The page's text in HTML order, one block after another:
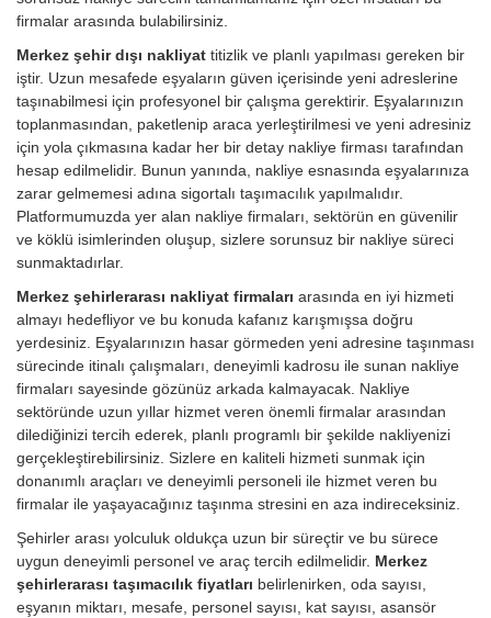
firmalar arasında bulabilirsiniz.
Merkez şehir dışı nakliyat titizlik ve planlı yapılması gereken bir
iştir. Uzun mesafede eşyaların güven içerisinde yeni adreslerine
taşınabilmesi için profesyonel bir çalışma gerektirir. Eşyalarınızın
toplanmasından, paketlenip araca yerleştirilmesi ve yeni adresiniz
için yola çıkmasına kadar her bir detay nakliye firması tarafından
hesap edilmelidir. Bunun yanında, nakliye esnasında eşyalarınıza
zarar gelmemesi adına sigortalı taşımacılık yapılmalıdır.
Platformumuzda yer alan nakliye firmaları, sektörün en güvenilir
ve köklü isimlerinden oluşup, sizlere sorunsuz bir nakliye süreci
sunmaktadırlar.
Merkez şehirlerarası nakliyat firmaları arasında en iyi hizmeti
almayı hedefliyor ve bu konuda kafanız karışmışsa doğru
yerdesiniz. Eşyalarınızın hasar görmeden yeni adresine taşınması
sürecinde itinalı çalışmaları, deneyimli kadrosu ile sunan nakliye
firmaları sayesinde gözünüz arkada kalmayacak. Nakliye
sektöründe uzun yıllar hizmet veren önemli firmalar arasından
dilediğinizi tercih ederek, planlı programlı bir şekilde nakliyenizi
gerçekleştirebilirsiniz. Sizlere en kaliteli hizmeti sunmak için
donanımlı araçları ve deneyimli personeli ile hizmet veren bu
firmalar ile yaşayacağınız taşınma stresini en aza indireceksiniz.
Şehirler arası yolculuk oldukça uzun bir süreçtir ve bu sürece
uygun deneyimli personel ve araç tercih edilmelidir. Merkez
şehirlerarası taşımacılık fiyatları belirlenirken, oda sayısı,
eşyanın miktarı, mesafe, personel sayısı, kat sayısı, asansör